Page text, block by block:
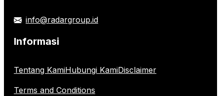
info@radargroup.id
Informasi
Tentang KamiHubungi KamiDisclaimer
Terms and Conditions